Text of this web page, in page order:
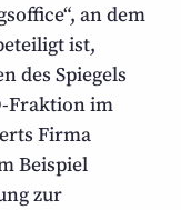
an dem
ist,
des Spiegels
Fraktion im
Firma
Beispiel
zur